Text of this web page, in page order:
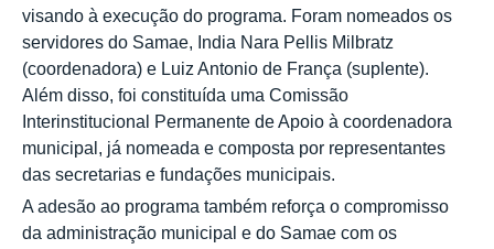
visando à execução do programa. Foram nomeados os
servidores do Samae, India Nara Pellis Milbratz
(coordenadora) e Luiz Antonio de França (suplente).
Além disso, foi constituída uma Comissão
Interinstitucional Permanente de Apoio à coordenadora
municipal, já nomeada e composta por representantes
das secretarias e fundações municipais.
A adesão ao programa também reforça o compromisso
da administração municipal e do Samae com os